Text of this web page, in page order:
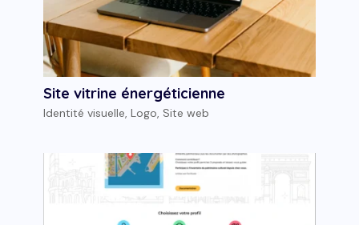
Site vitrine énergéticienne
Identité visuelle,Logo, Site web